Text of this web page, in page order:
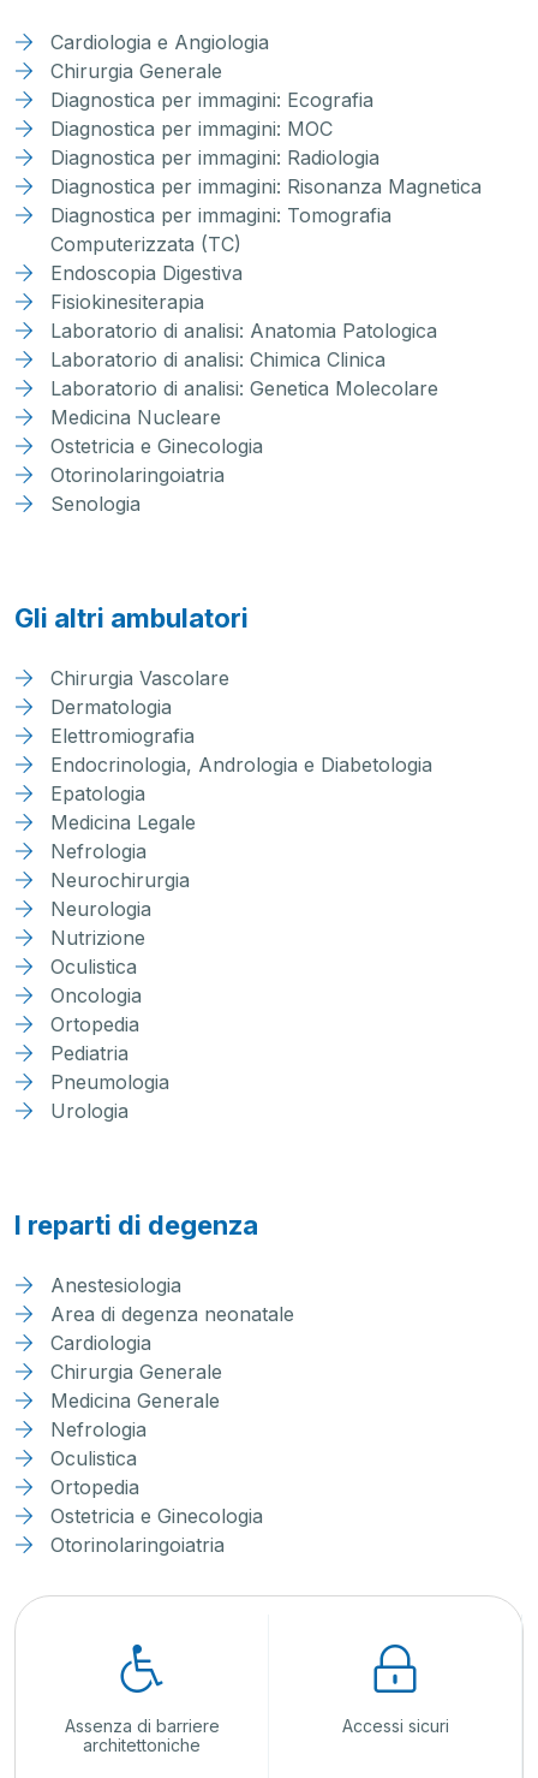
Cardiologia e Angiologia
Chirurgia Generale
Diagnostica per immagini: Ecografia
Diagnostica per immagini: MOC
Diagnostica per immagini: Radiologia
Diagnostica per immagini: Risonanza Magnetica
Diagnostica per immagini: Tomografia
Computerizzata (TC)
Endoscopia Digestiva
Fisiokinesiterapia
Laboratorio di analisi: Anatomia Patologica
Laboratorio di analisi: Chimica Clinica
Laboratorio di analisi: Genetica Molecolare
Medicina Nucleare
Ostetricia e Ginecologia
Otorinolaringoiatria
Senologia
Gli altri ambulatori
Chirurgia Vascolare
Dermatologia
Elettromiografia
Endocrinologia, Andrologia e Diabetologia
Epatologia
Medicina Legale
Nefrologia
Neurochirurgia
Neurologia
Nutrizione
Oculistica
Oncologia
Ortopedia
Pediatria
Pneumologia
Urologia
I reparti di degenza
Anestesiologia
Area di degenza neonatale
Cardiologia
Chirurgia Generale
Medicina Generale
Nefrologia
Oculistica
Ortopedia
Ostetricia e Ginecologia
Otorinolaringoiatria
Assenza di barriere
architettoniche
Accessi sicuri